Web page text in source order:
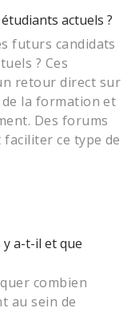
actuels ?
futurs candidats
? Ces
retour direct sur
de la formation et
Des forums
ce type de
y a-t-il et que
combien
au sein de